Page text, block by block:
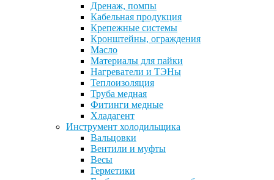
Дренаж, помпы
Кабельная продукция
Крепежные системы
Кронштейны, ограждения
Масло
Материалы для пайки
Нагреватели и ТЭНы
Теплоизоляция
Труба медная
Фитинги медные
Хладагент
Инструмент холодильщика
Вальцовки
Вентили и муфты
Весы
Герметики